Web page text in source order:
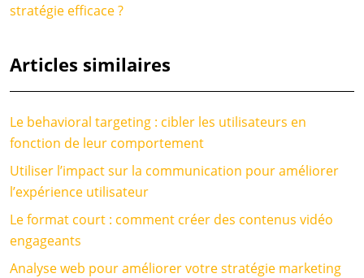
stratégie efficace ?
Articles similaires
Le behavioral targeting : cibler les utilisateurs en
fonction de leur comportement
Utiliser l’impact sur la communication pour améliorer
l’expérience utilisateur
Le format court : comment créer des contenus vidéo
engageants
Analyse web pour améliorer votre stratégie marketing